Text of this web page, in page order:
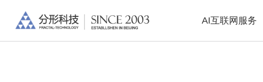
AI互联网服务